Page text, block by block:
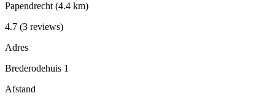
Papendrecht (4.4 km)
4.7 (3 reviews)
Adres
Brederodehuis 1
Afstand